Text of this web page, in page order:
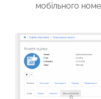
мобільного